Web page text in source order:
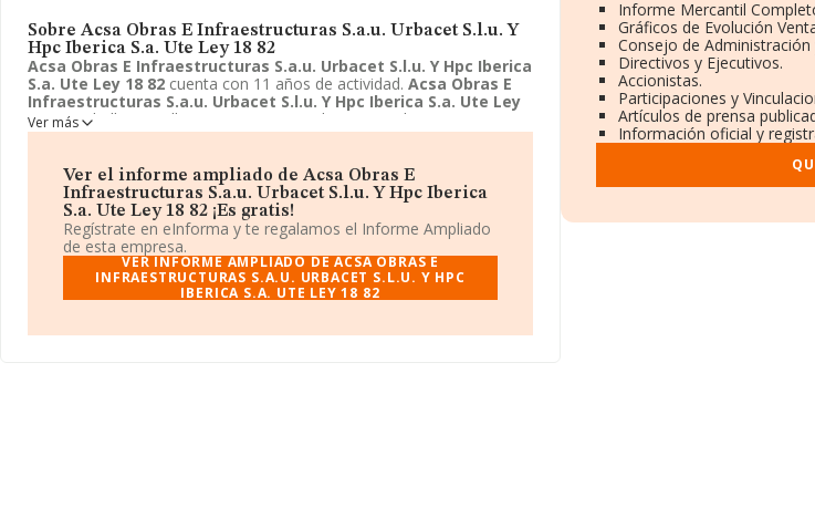
Sobre Acsa Obras E Infraestructuras S.a.u. Urbacet S.l.u. Y
Hpc Iberica S.a. Ute Ley 18 82
Acsa Obras E Infraestructuras S.a.u. Urbacet S.l.u. Y Hpc Iberica
S.a. Ute Ley 18 82 cuenta con 11 años de actividad. Acsa Obras E
Infraestructuras S.a.u. Urbacet S.l.u. Y Hpc Iberica S.a. Ute Ley
18 82se halla en Calle Motors, 19, Barcelona, Barcelona. La empresa
enmarca su principal actividad CNAE como 9499 - Otras actividades
S.l.u. Y Hpc Iberica S.a. Ute Ley 18 82toma la forma jurídica de
Unión temporal de empresas.
Ver más
Ver el informe ampliado de Acsa Obras E
Infraestructuras S.a.u. Urbacet S.l.u. Y Hpc Iberica
S.a. Ute Ley 18 82 ¡Es gratis!
Regístrate en eInforma y te regalamos el Informe Ampliado
de esta empresa.
VER INFORME AMPLIADO DE ACSA OBRAS E
INFRAESTRUCTURAS S.A.U. URBACET S.L.U. Y HPC
IBERICA S.A. UTE LEY 18 82
Informe Mercantil
Gráficos de Evolución
Consejo de
Directivos y Ejecutivos.
Accionistas.
Participaciones y
Artículos de prensa
Información oficial y